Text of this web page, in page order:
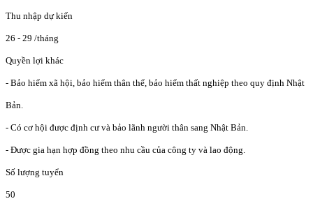
Thu nhập dự kiến
26 - 29 /tháng
Quyền lợi khác
- Bảo hiểm xã hội, bảo hiểm thân thể, bảo hiểm thất nghiệp theo quy định Nhật
Bản.
- Có cơ hội được định cư và bảo lãnh người thân sang Nhật Bản.
- Được gia hạn hợp đồng theo nhu cầu của công ty và lao động.
Số lượng tuyển
50